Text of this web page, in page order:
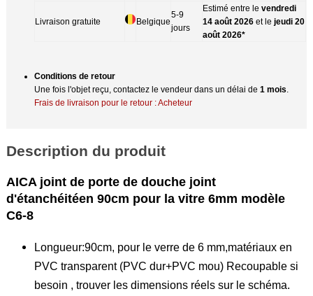
Livraison gratuite Belgique
5-9
jours
Estimé entre levendredi
14 août 2026 et lejeudi 20
août 2026*
Conditions de retour
Une fois l'objet reçu, contactez le vendeur dans un délai de1 mois
Frais de livraison pour le retour : Acheteur
Description du produit
AICA joint de porte de douche joint
d'étanchéitéen 90cm pour la vitre 6mm modèle
C6-8
Longueur:90cm, pour le verre de 6 mm,matériaux en
PVC transparent (PVC dur+PVC mou) Recoupable si
besoin , trouver les dimensions réels sur le schéma.